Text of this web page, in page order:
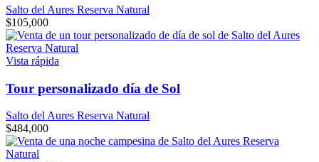
Salto del Aures Reserva Natural
$105,000
Vista rápida
Tour personalizado día de Sol
Salto del Aures Reserva Natural
$484,000